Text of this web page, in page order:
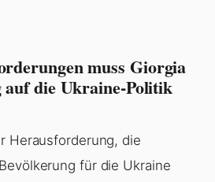
muss Giorgia
die Ukraine-Politik
Herausforderung, die
für die Ukraine